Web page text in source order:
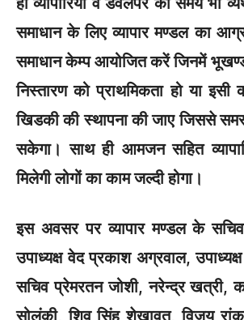
समाधान के लिए व्यापार मण्डल का
समाधान केम्प आयोजित करें जिनमें
निस्तारण को प्राथमिकता हो या
खिडकी की स्थापना की जाए जिससे
सकेगा। साथ ही आमजन सहित
मिलेगी लोगों का काम जल्दी होगा।
इस अवसर पर व्यापार मण्डल के
उपाध्यक्ष वेद प्रकाश अग्रवाल,
सचिव प्रेमरतन जोशी, नरेन्द्र खत्री,